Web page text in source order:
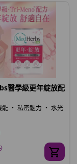
醫學級更年綻放配
能 ‧ 私密魅力 ‧ 水光